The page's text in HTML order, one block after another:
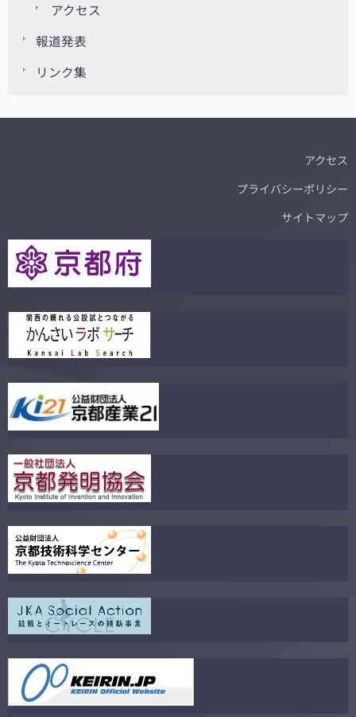
アクセス
報道発表
リンク集
アクセス
プライバシーポリシー
サイトマップ